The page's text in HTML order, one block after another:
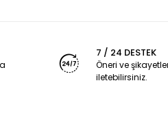
7 / 24 DESTEK
Öneri ve
iletebilirsiniz.